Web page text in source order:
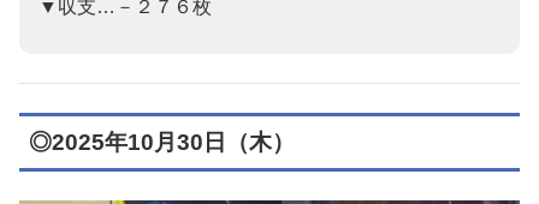
▼収支…－２７６枚
◎2025年10月30日（木）